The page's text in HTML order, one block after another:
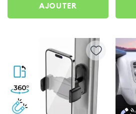
AJOUTER